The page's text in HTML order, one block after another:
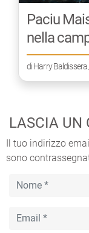
Paciu
nella
diHarry Baldissera
LASCIA UN
Il tuo indirizzo
sono